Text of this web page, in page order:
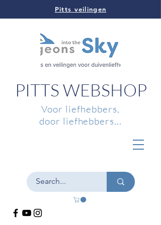
Pitts veilingen
PITTS WEBSHOP
Voor liefhebbers,
door liefhebbers...